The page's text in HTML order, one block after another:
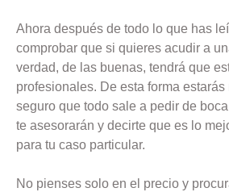
Ahora después de todo lo que has
comprobar que si quieres acudir a
verdad, de las buenas, tendrá que
profesionales. De esta forma
seguro que todo sale a pedir de
te asesorarán y decirte que es lo
para tu caso particular.
No pienses solo en el precio y